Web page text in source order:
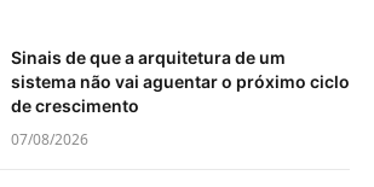
Sinais de que a arquitetura de um
sistema não vai aguentar o próximo ciclo
de crescimento
07/08/2026